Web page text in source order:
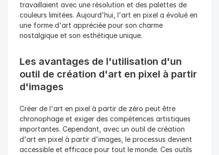
travaillaient avec une résolution et des palettes de
couleurs limitées. Aujourd'hui, l'art en pixel a évolué en
une forme d'art appréciée pour son charme
nostalgique et son esthétique unique.
Les avantages de l'utilisation d'un
outil de création d'art en pixel à partir
d'images
Créer de l'art en pixel à partir de zéro peut être
chronophage et exiger des compétences artistiques
importantes. Cependant, avec un outil de création
d'art en pixel à partir d'images, le processus devient
accessible et efficace pour tout le monde. Ces outils